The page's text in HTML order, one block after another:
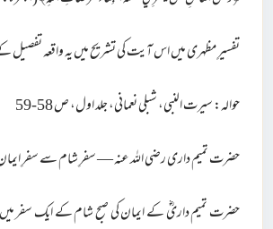
تفسیرِ مظہری میں اس آیت کی تشریح میں یہ واقعہ
حوالہ: سیرت النبی، شبلی نعمانی، جلد اول، ص 58-59
حضرت تمیم داری رضی اللہ عنہ — سفرِ شام سے سفرِ
حضرت تمیم داریؓ کے ایمان کی صبح شام کے ایک سفر